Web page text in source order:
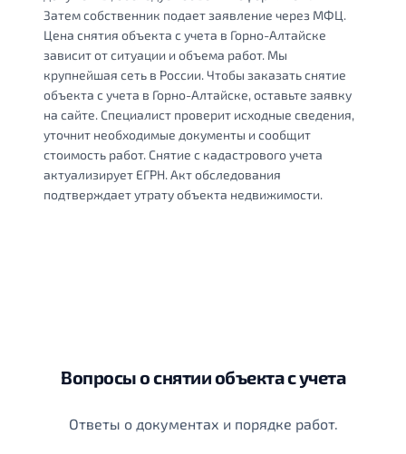
Затем собственник подает заявление через МФЦ.
Цена снятия объекта с учета в Горно-Алтайске
зависит от ситуации и объема работ. Мы
крупнейшая сеть в России. Чтобы заказать снятие
объекта с учета в Горно-Алтайске, оставьте заявку
на сайте. Специалист проверит исходные сведения,
уточнит необходимые документы и сообщит
стоимость работ. Снятие с кадастрового учета
актуализирует ЕГРН. Акт обследования
подтверждает утрату объекта недвижимости.
Вопросы о снятии объекта с учета
Ответы о документах и порядке работ.